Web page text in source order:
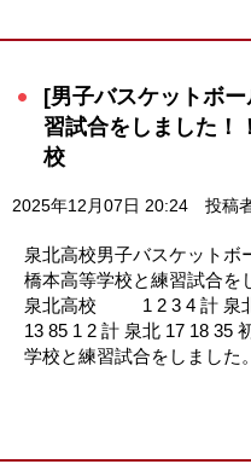
[男子バスケットボ
習試合をしました！
校
2025年12月07日 20:24 投稿
泉北高校男子バスケットボ
橋本高等学校と練習試合を
泉北高校 1 2 3 4 計 泉北
13 85 1 2 計 泉北 17 18 35
学校と練習試合をしました